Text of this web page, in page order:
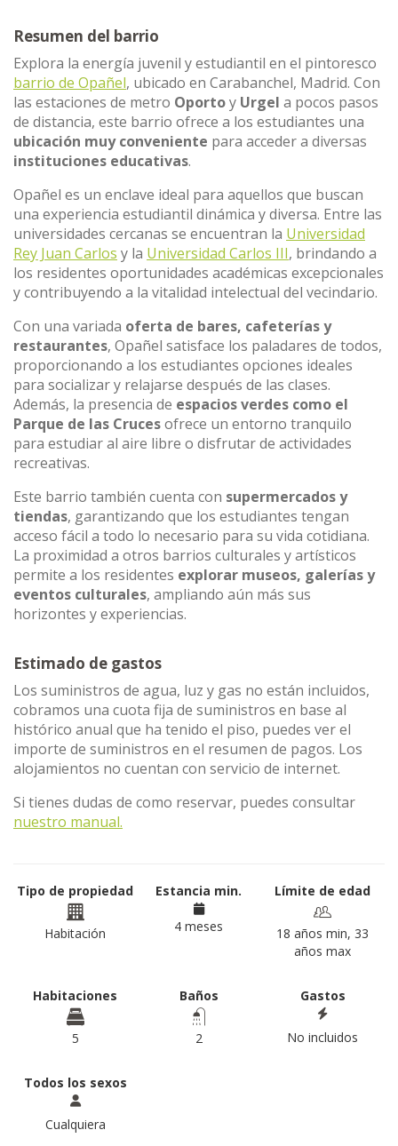
Resumen del barrio
Explora la energía juvenil y estudiantil en el pintoresco
barrio de Opañel, ubicado en Carabanchel, Madrid. Con
las estaciones de metro Oportoy Urgel a pocos pasos
de distancia, este barrio ofrece a los estudiantes una
ubicación muy conveniente para acceder a diversas
instituciones educativas.
Opañel es un enclave ideal para aquellos que buscan
una experiencia estudiantil dinámica y diversa. Entre las
universidades cercanas se encuentran la Universidad
Rey Juan Carlos y la Universidad Carlos III, brindando a
los residentes oportunidades académicas excepcionales
y contribuyendo a la vitalidad intelectual del vecindario.
Con una variada oferta de bares, cafeterías y
restaurantes, Opañel satisface los paladares de todos,
proporcionando a los estudiantes opciones ideales
para socializar y relajarse después de las clases.
Además, la presencia de espacios verdes como el
Parque de las Crucesofrece un entorno tranquilo
para estudiar al aire libre o disfrutar de actividades
recreativas.
Este barrio también cuenta con supermercados y
tiendas, garantizando que los estudiantes tengan
acceso fácil a todo lo necesario para su vida cotidiana.
La proximidad a otros barrios culturales y artísticos
permite a los residentes explorar museos, galerías y
eventos culturales, ampliando aún más sus
horizontes y experiencias.
Estimado de gastos
Los suministros de agua, luz y gas no están incluidos,
cobramos una cuota fija de suministros en base al
histórico anual que ha tenido el piso, puedes ver el
importe de suministros en el resumen de pagos. Los
alojamientos no cuentan con servicio de internet.
Si tienes dudas de como reservar, puedes consultar
nuestro manual.
Tipo de propiedad
Habitación
Estancia min.
4 meses
Límite de edad
18 años min, 33
años max
Habitaciones
5
Baños
2
Gastos
No incluidos
Todos los sexos
Cualquiera